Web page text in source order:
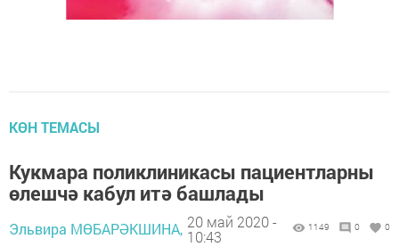
КӨН ТЕМАСЫ
Кукмара поликлиникасы пациентларны
өлешчә кабул итә башлады
Эльвира МӨБАРӘКШИНА, 20 май 2020 -
10:43
1149 0 0